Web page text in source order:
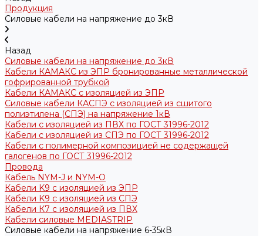
Продукция
Силовые кабели на напряжение до 3кВ
Назад
Силовые кабели на напряжение до 3кВ
Кабели КАМАКС из ЭПР бронированные металлической
гофрированной трубкой
Кабели КАМАКС с изоляцией из ЭПР
Силовые кабели КАСПЭ с изоляцией из сшитого
полиэтилена (СПЭ) на напряжение 1кВ
Кабели с изоляцией из ПВХ по ГОСТ 31996-2012
Кабели с изоляцией из СПЭ по ГОСТ 31996-2012
Кабели с полимерной композицией не содержащей
галогенов по ГОСТ 31996-2012
Провода
Кабель NYM-J и NYM-O
Кабели K9 с изоляцией из ЭПР
Кабели K9 с изоляцией из СПЭ
Кабели К7 с изоляцией из ПВХ
Кабели силовые MEDIASTRIP
Силовые кабели на напряжение 6-35кВ